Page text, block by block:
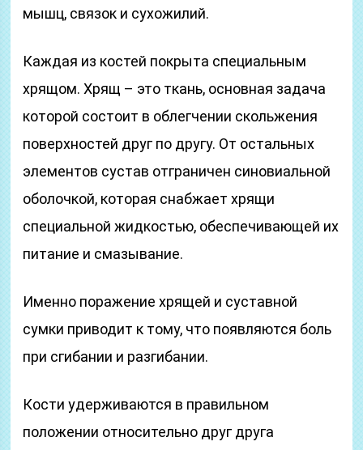
мышц, связок и сухожилий.
Каждая из костей покрыта специальным
хрящом. Хрящ – это ткань, основная задача
которой состоит в облегчении скольжения
поверхностей друг по другу. От остальных
элементов сустав отграничен синовиальной
оболочкой, которая снабжает хрящи
специальной жидкостью, обеспечивающей их
питание и смазывание.
Именно поражение хрящей и суставной
сумки приводит к тому, что появляются боль
при сгибании и разгибании.
Кости удерживаются в правильном
положении относительно друг друга